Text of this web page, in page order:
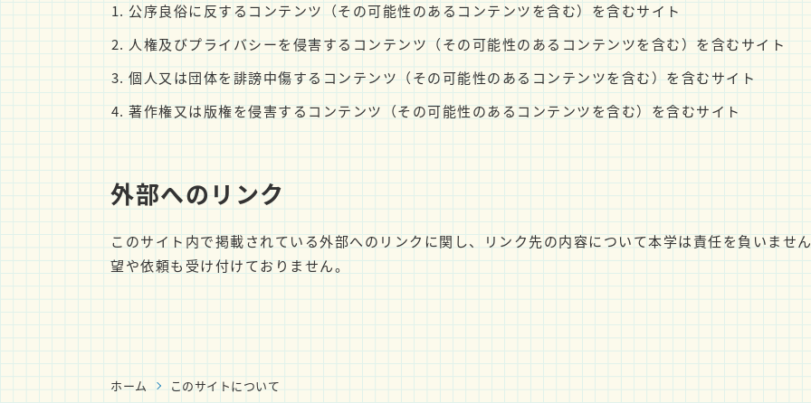
公序良俗に反するコンテンツ（その可能性のあるコンテンツを含む）を含むサイト
人権及びプライバシーを侵害するコンテンツ（その可能性のあるコンテンツを含む）を含むサイト
個人又は団体を誹謗中傷するコンテンツ（その可能性のあるコンテンツを含む）を含むサイト
著作権又は版権を侵害するコンテンツ（その可能性のあるコンテンツを含む）を含むサイト
外部へのリンク
このサイト内で掲載されている外部へのリンクに関し、リンク先の内容について本学は責任を負いませ
望や依頼も受け付けておりません。
ホーム このサイトについて